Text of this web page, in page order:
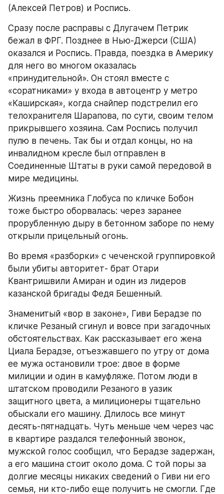
(Алексей Петров) и Роспись.
Сразу после расправы с Длугачем Петрик
бежал в ФРГ. Позднее в Нью-Джерси (США)
оказался и Роспись. Правда, поездка в Америку
для него во многом оказалась
«принудительной». Он стоял вместе с
«соратниками» у входа в автоцентр у метро
«Каширская», когда снайпер подстрелил его
телохранителя Шарапова, по сути, своим телом
прикрывшего хозяина. Сам Роспись получил
пулю в печень. Так бы и отдал концы, но на
инвалидном кресле был отправлен в
Соединенные Штаты в руки самой передовой в
мире медицины.
Жизнь преемника Глобуса по кличке Бобон
тоже быстро оборвалась: через заранее
прорубленную дыру в бетонном заборе по нему
открыли прицельный огонь.
Во время «разборки» с чеченской группировкой
были убиты авторитет- брат Отари
Квантришвили Амиран и один из лидеров
казанской бригады Федя Бешенный.
Знаменитый «вор в законе», Гиви Берадзе по
кличке Резаный сгинул и вовсе при загадочных
обстоятельствах. Как рассказывает его жена
Циала Берадзе, отъезжавшего по утру от дома
ее мужа остановили трое: двое в форме
милиции и один в камуфляже. Потом люди в
штатском проводили Резаного в уазик
защитного цвета, а милиционеры тщательно
обыскали его машину. Длилось все минут
десять-пятнадцать. Чуть меньше чем через час
в квартире раздался телефонный звонок,
мужской голос сообщил, что Берадзе задержан,
а его машина стоит около дома. С той поры за
долгие месяцы никаких сведений о Гиви ни его
семья, ни кто-либо еще получить не смогли. Где